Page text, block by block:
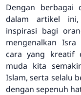
Dengan berbagai
dalam artikel ini,
inspirasi bagi
mengenalkan
cara yang kreatif
muda kita
Islam, serta selalu
dengan sepenuh